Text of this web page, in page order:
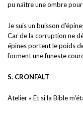
pu naître une ombre
Je suis un buisson
Car de la corruption ne
épines portent le poids
forment une funeste
S. CRONFALT
Atelier « Et si la Bible